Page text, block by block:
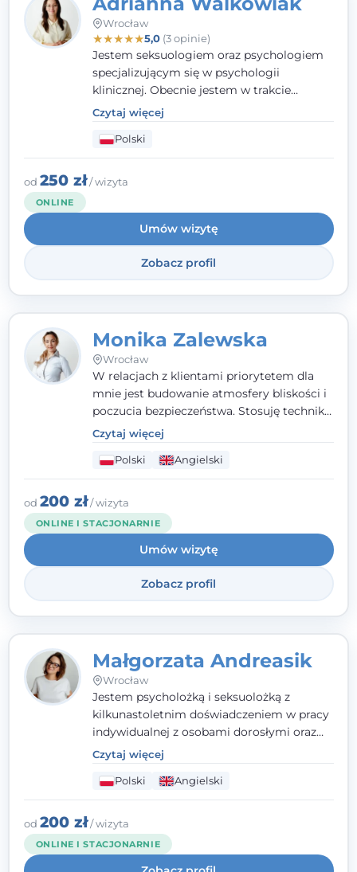
Wrocław
★★★★★5,0(3 opinie)
Jestem seksuologiem oraz psychologiem
specjalizującym się w psychologii
klinicznej. Obecnie jestem w trakcie
szkolenia na psychoterapeutę
systemowego. Posiadam status członka
nadzwyczajnego Wielkopolskiego
Towarzystwa Terapii Systemowej oraz
należę do Polskiego Towarzystwa
pierwszym miejscu stawiam budowanie
atmosfery bezpieczeństwa i zrozumienia w
relacjach z Klientami. Istotna dla nie jest
również koncentracja na dostępnych
zasobach.
Czytaj więcej
Polski
od 250 zł/ wizyta
ONLINE
Umów wizytę
Zobacz profil
Monika Zalewska
Wrocław
W relacjach z klientami priorytetem dla
mnie jest budowanie atmosfery bliskości i
poczucia bezpieczeństwa. Stosuję techniki
poznawczo-behawioralne oraz metody,
które koncentrują się na rozwiązaniach
(TSR). Te polegają na osiąganiu
zamierzonych celów (doprowadzeniu do
rozwiązania trudnych sytuacji) poprzez
identyfikowanie i wzmacnianie zasobów
oraz mocnych stron klienta. W swojej
pracy korzystam także z metod dialogu
motywacyjnego i treningu uważności.
Czytaj więcej
Polski Angielski
od 200 zł/ wizyta
ONLINE I STACJONARNIE
Umów wizytę
Zobacz profil
Małgorzata Andreasik
Wrocław
Jestem psycholożką i seksuolożką z
kilkunastoletnim doświadczeniem w pracy
indywidualnej z osobami dorosłymi oraz
parami. Specjalizuję się w obszarze zdrowia
seksualnego, żałoby, kryzysów życiowych i
wypalenia zawodowego. Pracuję w języku
polskim i angielskim, w podejściu
humanistycznym, opartym na
partnerstwie i podmiotowości klienta.
Czytaj więcej
Polski Angielski
od 200 zł/ wizyta
ONLINE I STACJONARNIE